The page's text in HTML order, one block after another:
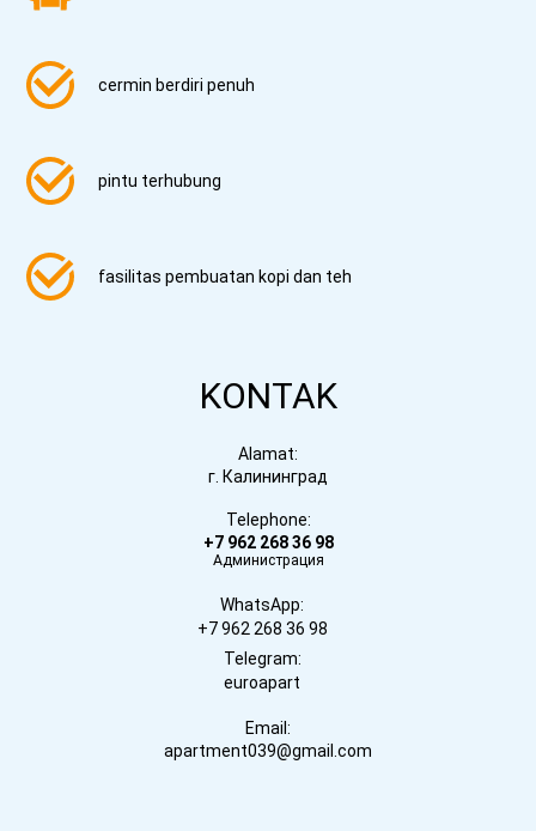
cermin berdiri penuh
pintu terhubung
fasilitas pembuatan kopi dan teh
KONTAK
Alamat:
г. Калининград
Telephone:
+7 962 268 36 98
Администрация
WhatsApp:
+7 962 268 36 98
Telegram:
euroapart
Email:
apartment039@gmail.com